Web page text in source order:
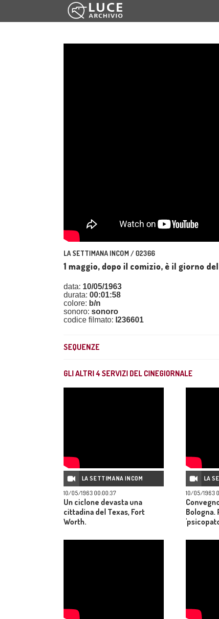
LA SETTIMANA INCOM / 02366
1 maggio, dopo il comizio, è il giorno
data: 10/05/1963
durata: 00:01:58
colore: b/n
sonoro: sonoro
codice filmato: I236601
SEQUENZE
GLI ALTRI 4SERVIZI DEL CINEGIORNALE
LA SETTIMANA INCOM
10/05/1963 00:00:37
Un ciclone devasta una
cittadina del Texas, Fort
Worth.
LA
10/05/1963
Bologna.
delle
dei